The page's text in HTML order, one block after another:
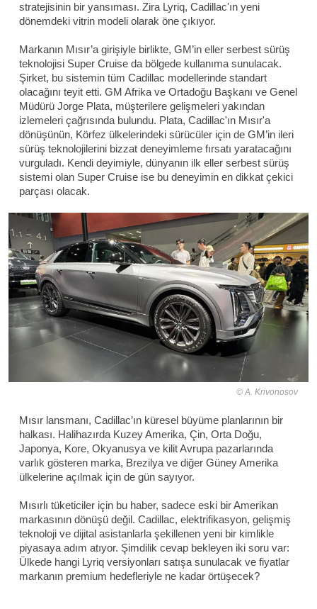
stratejisinin bir yansıması. Zira Lyriq, Cadillac'ın yeni
dönemdeki vitrin modeli olarak öne çıkıyor.
Markanın Mısır’a girişiyle birlikte, GM’in eller serbest sürüş
teknolojisi Super Cruise da bölgede kullanıma sunulacak.
Şirket, bu sistemin tüm Cadillac modellerinde standart
olacağını teyit etti. GM Afrika ve Ortadoğu Başkanı ve Genel
Müdürü Jorge Plata, müşterilere gelişmeleri yakından
izlemeleri çağrısında bulundu. Plata, Cadillac'ın Mısır'a
dönüşünün, Körfez ülkelerindeki sürücüler için de GM’in ileri
sürüş teknolojilerini bizzat deneyimleme fırsatı yaratacağını
vurguladı. Kendi deyimiyle, dünyanın ilk eller serbest sürüş
sistemi olan Super Cruise ise bu deneyimin en dikkat çekici
parçası olacak.
A. Krivonosov
Mısır lansmanı, Cadillac’ın küresel büyüme planlarının bir
halkası. Halihazırda Kuzey Amerika, Çin, Orta Doğu,
Japonya, Kore, Okyanusya ve kilit Avrupa pazarlarında
varlık gösteren marka, Brezilya ve diğer Güney Amerika
ülkelerine açılmak için de gün sayıyor.
Mısırlı tüketiciler için bu haber, sadece eski bir Amerikan
markasının dönüşü değil. Cadillac, elektrifikasyon, gelişmiş
teknoloji ve dijital asistanlarla şekillenen yeni bir kimlikle
piyasaya adım atıyor. Şimdilik cevap bekleyen iki soru var:
Ülkede hangi Lyriq versiyonları satışa sunulacak ve fiyatlar
markanın premium hedefleriyle ne kadar örtüşecek?